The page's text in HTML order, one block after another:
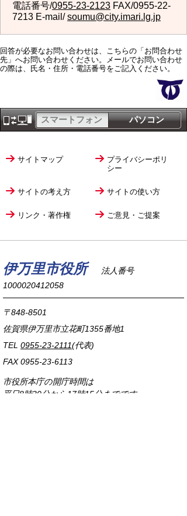
電話番号/0955-23-2123 FAX/0955-22-
7213 E-mail/soumu@city.imari.lg.jp
回答が必要なお問い合わせは、こちらの「お問合わせ
先」へお問い合わせください。メールでお問い合わせ
の際は、氏名・住所・電話番号をご記入ください。
パソコン
スマートフォン
サイトマップ
プライバシーポリ
シー
サイトの考え方 サイトの使い方
リンク・著作権 ご意見・ご提案
伊万里市役所
法人番号
1000020412058
〒848-8501
佐賀県伊万里市立花町1355番地1
TEL 0955-23-2111(代表)
FAX 0955-23-6113
市役所本庁の開庁時間は
平日8時30分から17時15分までです。